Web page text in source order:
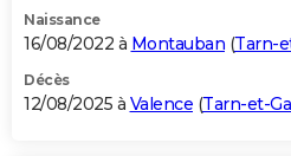
Naissance
16/08/2022 à Montauban (Tarn-
Décès
12/08/2025 à Valence (Tarn-et-